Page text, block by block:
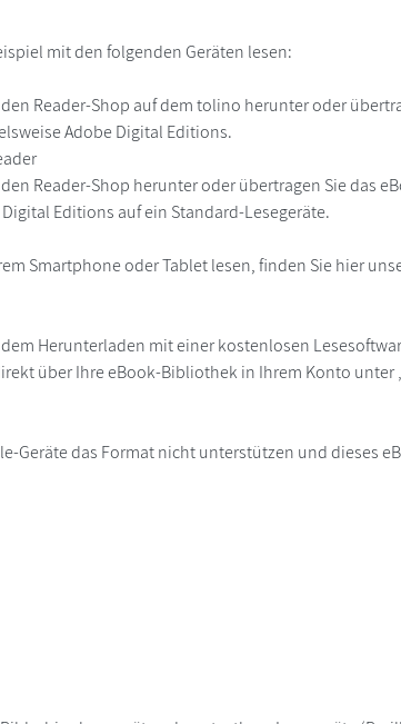
mit den folgenden Geräten lesen:
Reader-Shop auf dem tolino herunter oder
Adobe Digital Editions.
Reader-Shop herunter oder übertragen Sie das
Digital Editions auf ein Standard-Lesegeräte.
Smartphone oder Tablet lesen, finden Sie hier
Herunterladen mit einer kostenlosen
direkt über Ihre eBook-Bibliothek in Ihrem Konto
Geräte das Format nicht unterstützen und dieses